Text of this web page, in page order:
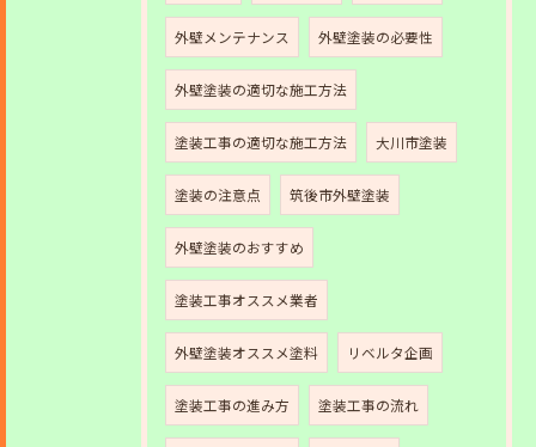
外壁メンテナンス 外壁塗装の必要性
外壁塗装の適切な施工方法
塗装工事の適切な施工方法 大川市塗装
塗装の注意点 筑後市外壁塗装
外壁塗装のおすすめ
塗装工事オススメ業者
外壁塗装オススメ塗料 リベルタ企画
塗装工事の進み方 塗装工事の流れ